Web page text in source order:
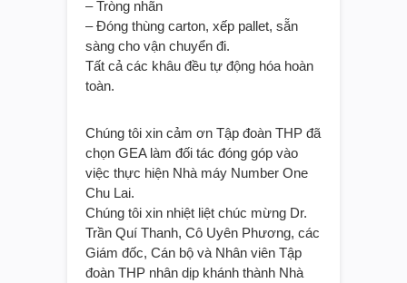
– Tròng nhãn
– Đóng thùng carton, xếp pallet, sẵn
sàng cho vận chuyển đi.
Tất cả các khâu đều tự động hóa hoàn
toàn.
Chúng tôi xin cảm ơn Tập đoàn THP đã
chọn GEA làm đối tác đóng góp vào
việc thực hiện Nhà máy Number One
Chu Lai.
Chúng tôi xin nhiệt liệt chúc mừng Dr.
Trần Quí Thanh, Cô Uyên Phương, các
Giám đốc, Cán bộ và Nhân viên Tập
đoàn THP nhân dịp khánh thành Nhà